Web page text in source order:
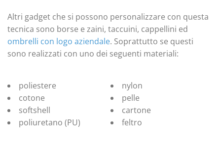
Altri gadget che si possono personalizzare con questa
tecnica sono borse e zaini, taccuini, cappellini ed
ombrelli con logo aziendale. Soprattutto se questi
sono realizzati con uno dei seguenti materiali:
poliestere
cotone
softshell
poliuretano (PU)
nylon
pelle
cartone
feltro